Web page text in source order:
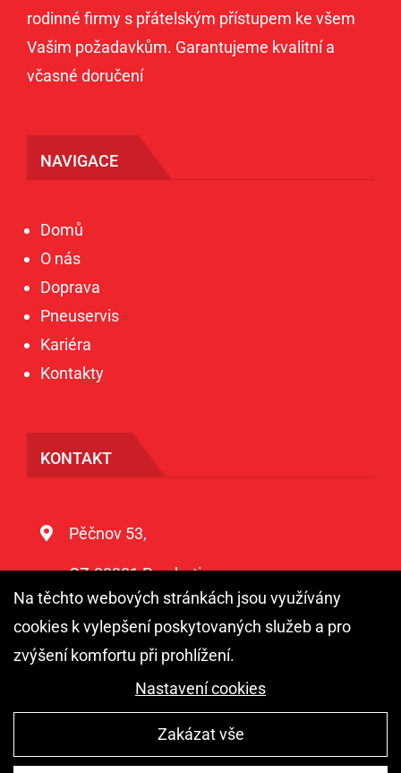
rodinné firmy s přátelským přístupem ke všem
Vašim požadavkům. Garantujeme kvalitní a
včasné doručení
NAVIGACE
Domů
O nás
Doprava
Pneuservis
Kariéra
Kontakty
KONTAKT
Pěčnov 53,
CZ-38301 Prachatice
transport@horinek-transport.cz
Na těchto webových stránkách jsou využívány
cookies k vylepšení poskytovaných služeb a pro
zvýšení komfortu při prohlížení.
Nastavení cookies
Zakázat vše